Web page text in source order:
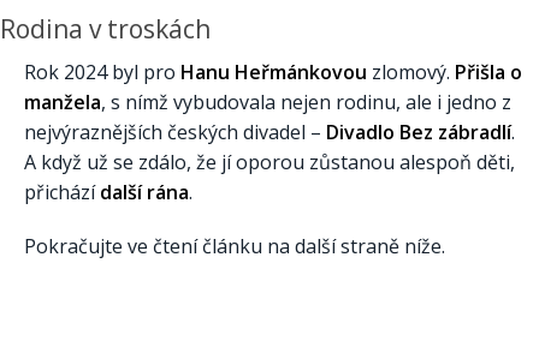
Rodina v troskách
Rok 2024 byl pro Hanu Heřmánkovou zlomový. Přišla o
manžela, s nímž vybudovala nejen rodinu, ale i jedno z
nejvýraznějších českých divadel – Divadlo Bez zábradlí.
A když už se zdálo, že jí oporou zůstanou alespoň děti,
přicházídalší rána.
Pokračujte ve čtení článku na další straně níže.